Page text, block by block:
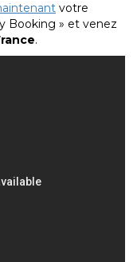
votre
Booking » et venez
.